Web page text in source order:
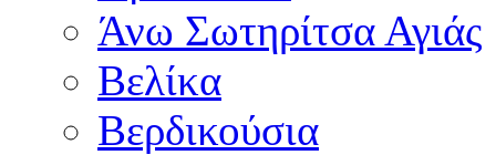
Άνω Σωτηρίτσα Αγιάς
Βελίκα
Βερδικούσια